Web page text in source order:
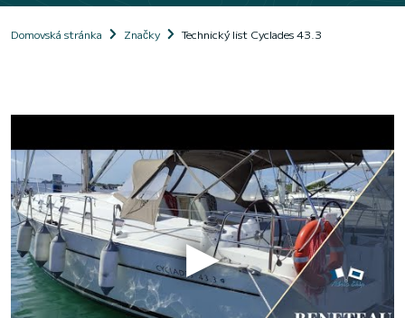
Domovská stránka Značky Technický list Cyclades 43.3